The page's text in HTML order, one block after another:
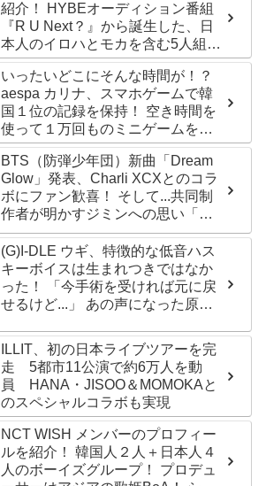
紹介！ HYBEオーディション番組
『R U Next？』から誕生した、日
本人のイロハとモカを含む5人組ガ
ールズグループ！ デビュー曲
「Magnetic」がいきなりの大ヒッ
ト
いったいどこにそんな時間が！？
aespa カリナ、スマホゲームで韓
国１位の記録を保持！ 空き時間を
使って１万回ものミニゲームをク
リア「芸能人たちが時間がないと
言っているのは全部嘘」
BTS（防弾少年団）新曲「Dream
Glow」発表、Charli XCXとのコラ
ボにファン歓喜！ そして...共同制
作者が明かすジミンへの思い「彼
の夢、そして彼の絶望から生まれ
た歌」
(G)I-DLE ウギ、特徴的な低音ハス
キーボイスは生まれつきではなか
った！ 「今手術を受ければ元に戻
せるけど...」 あの声になった原因
ILLIT、初の日本ライブツアーを完
走 5都市11公演で約6万人を動
員 HANA・JISOO＆MOMOKAと
のスペシャルコラボも実現
NCT WISH メンバーのプロフィー
ルを紹介！ 韓国人２人＋日本人４
人のボーイズグループ！ プロデュ